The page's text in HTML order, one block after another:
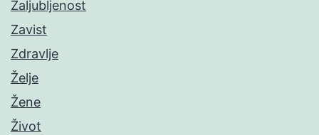
Zaljubljenost
Zavist
Zdravlje
Želje
Žene
Život